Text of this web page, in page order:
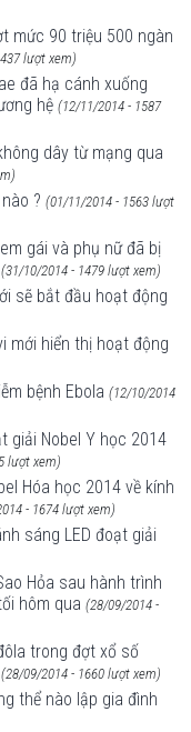
mức 90 triệu 500 ngàn
lượt xem)
đã hạ cánh xuống
hệ (12/11/2014 - 1587
dây từ mạng qua
? (01/11/2014 - 1563 lượt
gái và phụ nữ đã bị
(31/10/2014 - 1479 lượt xem)
sẽ bắt đầu hoạt động
mới hiển thị hoạt động
bệnh Ebola (12/10/2014
giải Nobel Y học 2014
lượt xem)
Hóa học 2014 về kính
- 1674 lượt xem)
sáng LED đoạt giải
Hỏa sau hành trình
hôm qua (28/09/2014 -
trong đợt xổ số
(28/09/2014 - 1660 lượt xem)
thể nào lập gia đình